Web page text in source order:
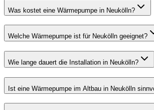
Was kostet eine Wärmepumpe in Neukölln?
Welche Wärmepumpe ist für Neukölln geeignet?
Wie lange dauert die Installation in Neukölln?
Ist eine Wärmepumpe im Altbau in Neukölln